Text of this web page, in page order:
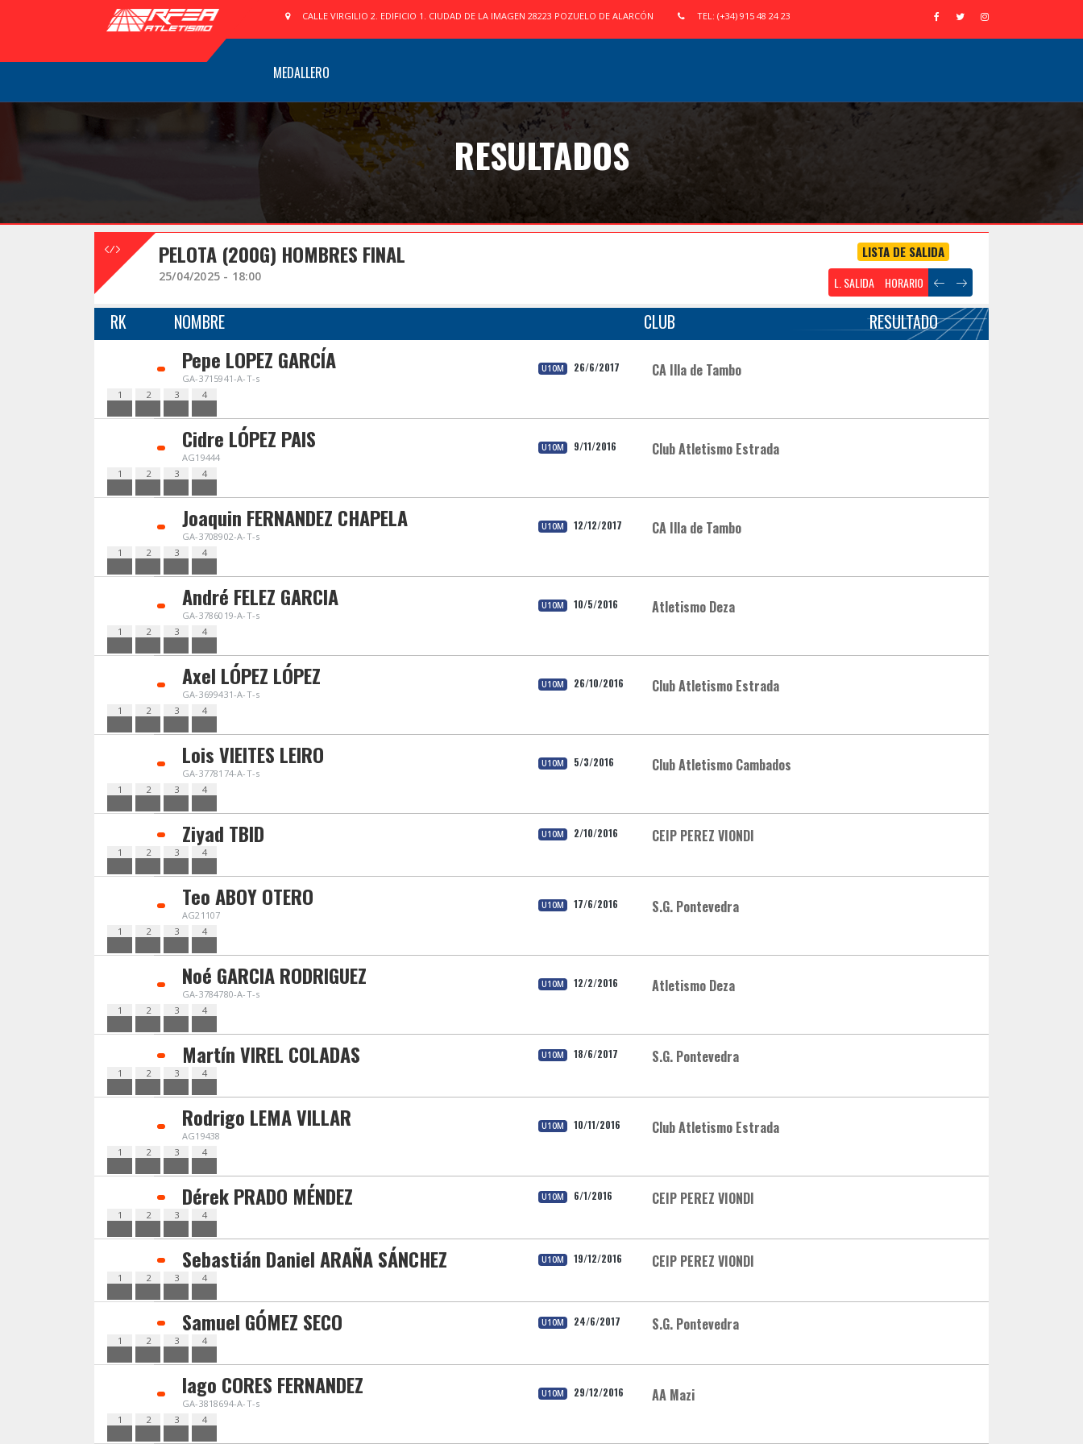
CALLE VIRGILIO 2. EDIFICIO 1. CIUDAD DE LA IMAGEN 28223 POZUELO DE ALARCÓN TEL: (+34) 915 48 24 23
MEDALLERO
RESULTADOS
PELOTA (200G) HOMBRES FINAL LISTA DE SALIDA
25/04/2025 - 18:00 L. SALIDA HORARIO
RK NOMBRE CLUB RESULTADO
Pepe LOPEZ GARCÍA
GA-3715941-A-T-s
U10M 26/6/2017 CA Illa de Tambo
1 2 3 4
Cidre LÓPEZ PAIS
AG19444
U10M 9/11/2016 Club Atletismo Estrada
1 2 3 4
Joaquin FERNANDEZ CHAPELA
GA-3708902-A-T-s
U10M 12/12/2017 CA Illa de Tambo
1 2 3 4
André FELEZ GARCIA
GA-3786019-A-T-s
U10M 10/5/2016 Atletismo Deza
1 2 3 4
Axel LÓPEZ LÓPEZ
GA-3699431-A-T-s
U10M 26/10/2016 Club Atletismo Estrada
1 2 3 4
Lois VIEITES LEIRO
GA-3778174-A-T-s
U10M 5/3/2016 Club Atletismo Cambados
1 2 3 4
Ziyad TBID U10M 2/10/2016 CEIP PEREZ VIONDI
1 2 3 4
Teo ABOY OTERO
AG21107
U10M 17/6/2016 S.G. Pontevedra
1 2 3 4
Noé GARCIA RODRIGUEZ
GA-3784780-A-T-s
U10M 12/2/2016 Atletismo Deza
1 2 3 4
Martín VIREL COLADAS U10M 18/6/2017 S.G. Pontevedra
1 2 3 4
Rodrigo LEMA VILLAR
AG19438
U10M 10/11/2016 Club Atletismo Estrada
1 2 3 4
Dérek PRADO MÉNDEZ U10M 6/1/2016 CEIP PEREZ VIONDI
1 2 3 4
Sebastián Daniel ARAÑA SÁNCHEZ U10M 19/12/2016 CEIP PEREZ VIONDI
1 2 3 4
Samuel GÓMEZ SECO U10M 24/6/2017 S.G. Pontevedra
1 2 3 4
Iago CORES FERNANDEZ
GA-3818694-A-T-s
U10M 29/12/2016 AA Mazi
1 2 3 4